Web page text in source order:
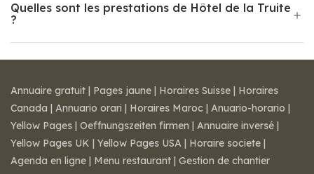
Quelles sont les prestations de Hôtel de la Truite
?
Annuaire gratuit | Pages jaune | Horaires Suisse | Horaires
Canada | Annuario orari | Horaires Maroc | Anuario-horario |
Yellow Pages | Oeffnungszeiten firmen | Annuaire inversé |
Yellow Pages UK | Yellow Pages USA | Horaire societe |
Agenda en ligne | Menu restaurant | Gestion de chantier